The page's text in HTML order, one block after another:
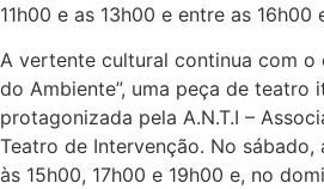
11h00 e as 13h00 e entre as 16h00
A vertente cultural continua com o
do Ambiente”, uma peça de teatro
protagonizada pela A.N.T.I –
Teatro de Intervenção. No sábado,
às 15h00, 17h00 e 19h00 e, no